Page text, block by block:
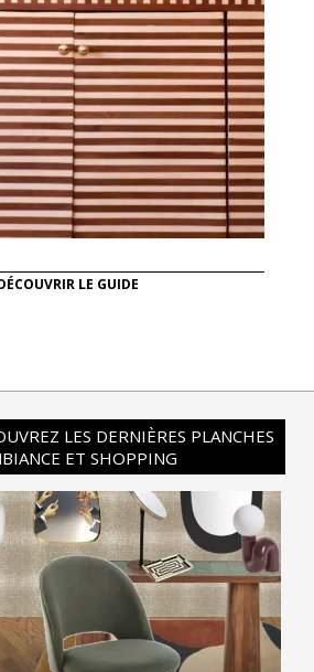
LE GUIDE
LES DERNIÈRES PLANCHES
ET SHOPPING